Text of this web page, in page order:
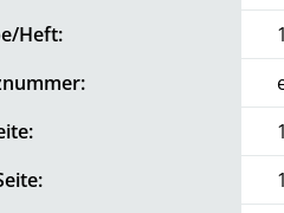
Heft: